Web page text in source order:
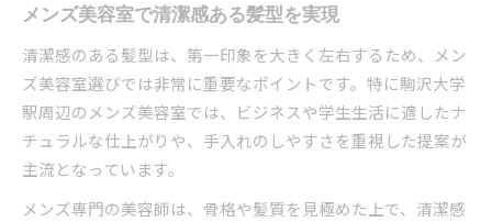
メンズ美容室で清潔感ある髪型を実現
清潔感のある髪型は、第一印象を大きく左右するため、メン
ズ美容室選びでは非常に重要なポイントです。特に駒沢大学
駅周辺のメンズ美容室では、ビジネスや学生生活に適したナ
チュラルな仕上がりや、手入れのしやすさを重視した提案が
主流となっています。
メンズ専門の美容師は、骨格や髪質を見極めた上で、清潔感